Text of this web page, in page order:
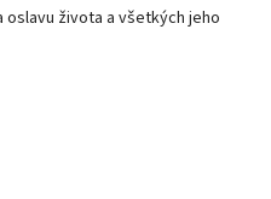
oslavu života a všetkých jeho